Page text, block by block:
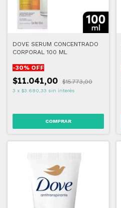
DOVE SERUM CONCENTRADO
CORPORAL 100 ML
-30% OFF
$11.041,00 $15.773,00
3 x $3.680,33 sin interés